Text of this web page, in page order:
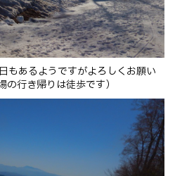
もあるようですがよろしくお願い
行き帰りは徒歩です）